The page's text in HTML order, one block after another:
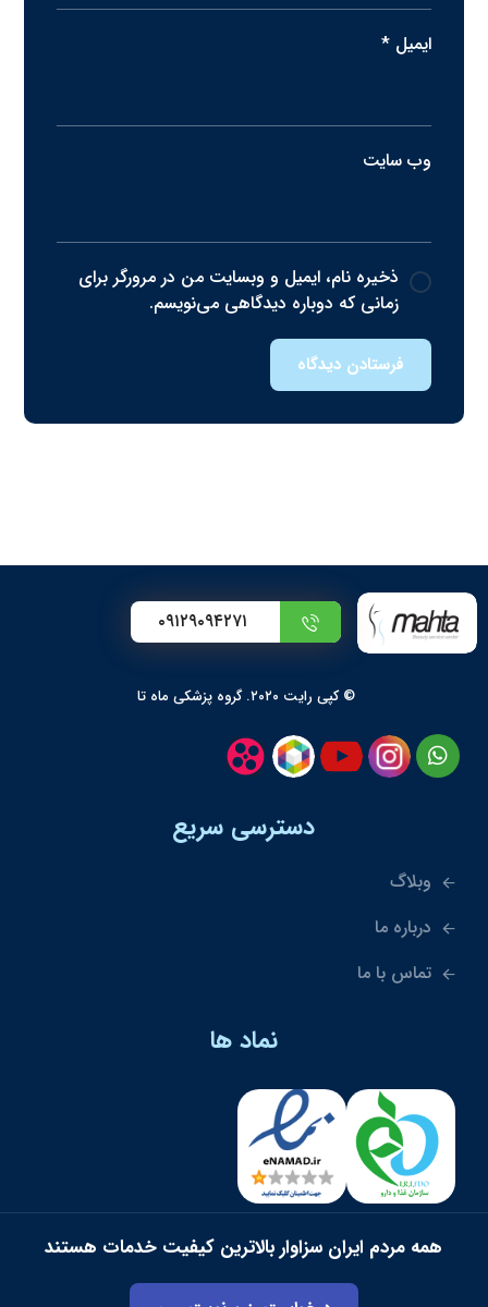
ایمیل*
وب‌ سایت
ذخیره نام، ایمیل و وبسایت من در مرورگر برای
زمانی که دوباره دیدگاهی می‌نویسم.
فرستادن دیدگاه
۰۹۱۲۹۰۹۴۲۷۱
© کپی رایت ۲۰۲۰. گروه پزشکی ماه تا
دسترسی سریع
وبلاگ
درباره ما
تماس با ما
نماد ها
همه مردم ایران سزاوار بالاترین کیفیت خدمات هستند